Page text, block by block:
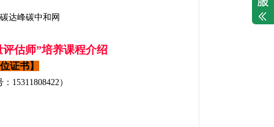
达峰碳中和网
评估师”培养课程介绍
证书】
15311808422）